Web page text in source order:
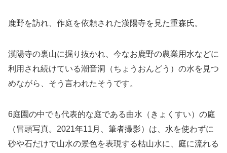
鹿野を訪れ、作庭を依頼された漢陽寺を見た重森氏。
漢陽寺の裏山に掘り抜かれ、今なお鹿野の農業用水などに
利用され続けている潮音洞（ちょうおんどう）の水を見つ
めながら、そう言われたそうです。
6庭園の中でも代表的な庭である曲水（きょくすい）の庭
（冒頭写真。2021年11月、筆者撮影）は、水を使わずに
砂や石だけで山水の景色を表現する枯山水に、庭に流れる